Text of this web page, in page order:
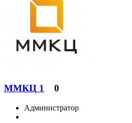
ММКЦ 1 0
Администратор